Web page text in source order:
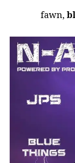
fawn,